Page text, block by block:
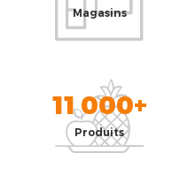
Magasins
11 000+
Produits